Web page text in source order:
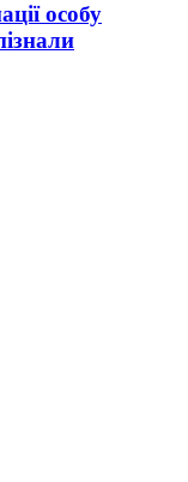
особу